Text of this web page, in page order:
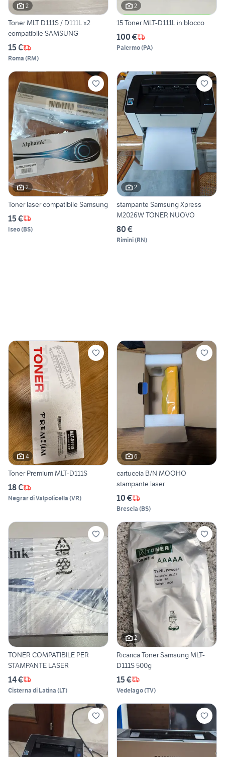
2
Toner MLT D111S / D111L x2
compatibile SAMSUNG
15 €
Roma (RM)
2
15 Toner MLT-D111L in blocco
100 €
Palermo(PA)
2
Toner laser compatibile Samsung
15 €
Iseo(BS)
2
stampante Samsung Xpress
M2026W TONER NUOVO
80 €
Rimini(RN)
4
Toner Premium MLT-D111S
18 €
Negrar di Valpolicella (VR)
6
cartuccia B/N MOOHO
stampante laser
10 €
Brescia (BS)
TONER COMPATIBILE PER
STAMPANTE LASER
14 €
Cisterna di Latina (LT)
2
Ricarica Toner Samsung MLT-
D111S 500g
15 €
Vedelago(TV)